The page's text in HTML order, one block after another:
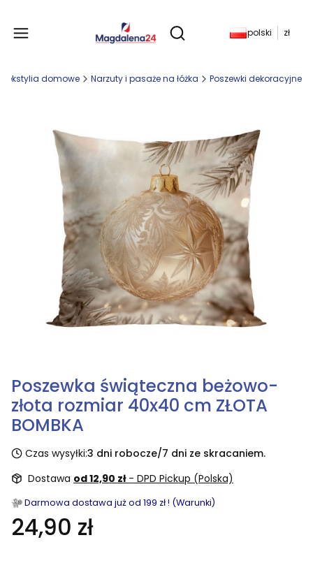
Otwórz wyszukiwarkę
Produkty w
polski zł
Tekstylia domowe Narzuty i pasaże na łóżka Poszewki dekoracyjne
Poszewka świąteczna beżowo-
złota rozmiar 40x40 cm ZŁOTA
BOMBKA
Czas wysyłki:3 dni robocze/7 dni ze skracaniem.
Dostawa od 12,90 zł - DPD Pickup (Polska)
Darmowa dostawa już od 199 zł ! (Warunki)
24,90 zł